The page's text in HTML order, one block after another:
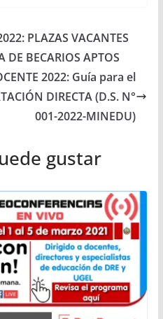
PLAZAS VACANTES
DE BECARIOS APTOS
2022: Guía para el
DIRECTA (D.S. N°
001-2022-MINEDU)
gustar